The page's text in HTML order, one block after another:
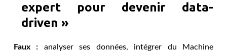
expert pour devenir data-
driven »
Faux : analyser ses données, intégrer du Machine